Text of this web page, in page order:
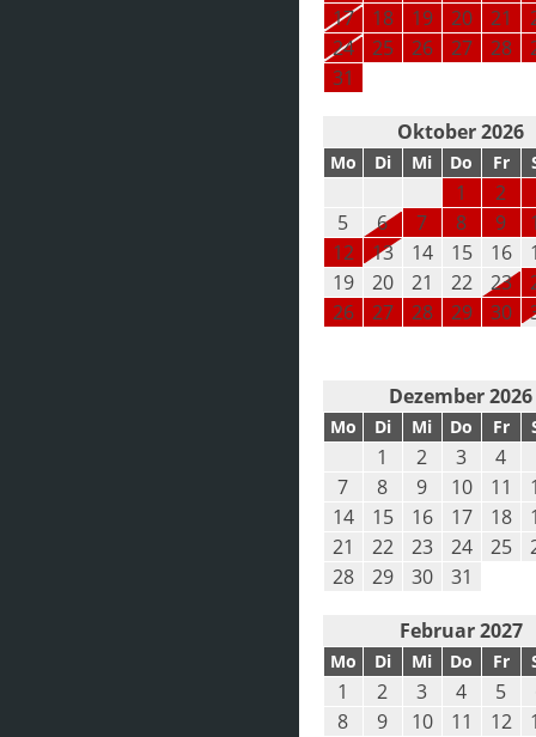
17
18 19 20 21
24
25 26 27 28
31
Oktober 2026
Mo Di Mi Do Fr
1 2
5
6 7 8 9
12
13 14 15 16
19
20 21 22 23
26
27 28 29 30
Dezember 2026
Mo Di Mi Do Fr
1 2 3 4
7
8 9 10 11
14
15 16 17 18
21
22 23 24 25
28
29 30 31
Februar 2027
Mo Di Mi Do Fr
1 2 3 4 5
8
9 10 11 12